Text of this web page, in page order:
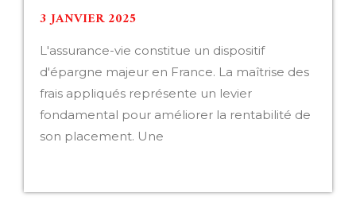
3 JANVIER 2025
L'assurance-vie constitue un dispositif
d'épargne majeur en France. La maîtrise des
frais appliqués représente un levier
fondamental pour améliorer la rentabilité de
son placement. Une